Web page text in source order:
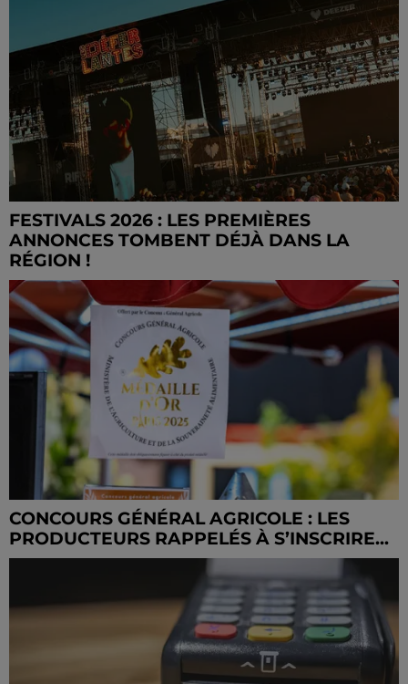
FESTIVALS 2026 : LES PREMIÈRES
ANNONCES TOMBENT DÉJÀ DANS LA
RÉGION !
CONCOURS GÉNÉRAL AGRICOLE : LES
PRODUCTEURS RAPPELÉS À S’INSCRIRE...